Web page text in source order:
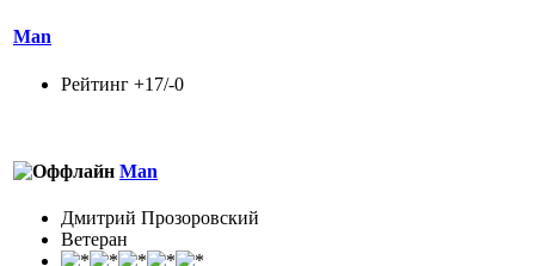
Man
Рейтинг +17/-0
Man
Дмитрий Прозоровский
Ветеран